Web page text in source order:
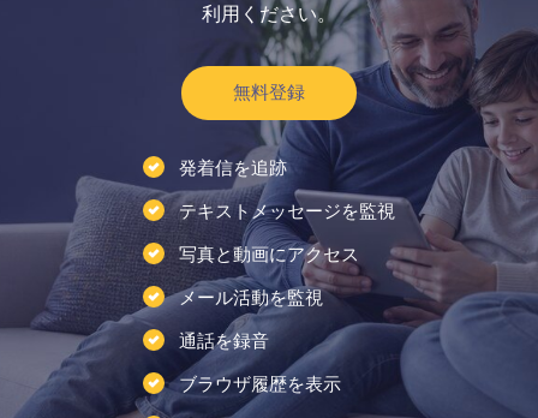
利用ください。
無料登録
発着信を追跡
テキストメッセージを監視
写真と動画にアクセス
メール活動を監視
通話を録音
ブラウザ履歴を表示